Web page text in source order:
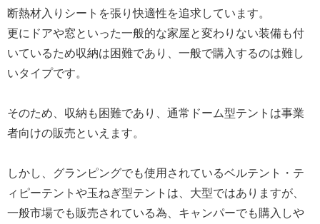
断熱材入りシートを張り快適性を追求しています。
更にドアや窓といった一般的な家屋と変わりない装備も付
いているため収納は困難であり、一般で購入するのは難し
いタイプです。
そのため、収納も困難であり、通常ドーム型テントは事業
者向けの販売といえます。
しかし、グランピングでも使用されているベルテント・テ
ィピーテントや玉ねぎ型テントは、大型ではありますが、
一般市場でも販売されている為、キャンパーでも購入しや